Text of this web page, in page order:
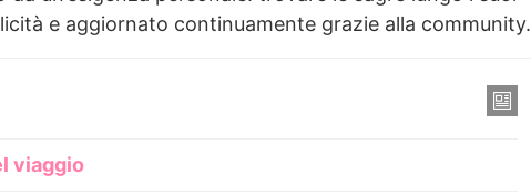
e aggiornato continuamente grazie alla community.
viaggio